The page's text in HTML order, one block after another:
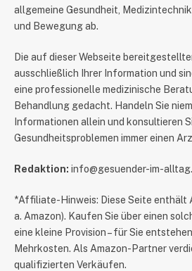
allgemeine Gesundheit,
und Bewegung ab.
Die auf dieser Webseite
ausschließlich Ihrer Information und
eine professionelle medizinische
Behandlung gedacht. Handeln Sie
Informationen allein und konsultieren
Gesundheitsproblemen immer einen
Redaktion: info@gesuender-im-
*Affiliate-Hinweis: Diese Seite enthält
a. Amazon). Kaufen Sie über einen
eine kleine Provision – für Sie
Mehrkosten. Als Amazon-Partner
qualifizierten Verkäufen.